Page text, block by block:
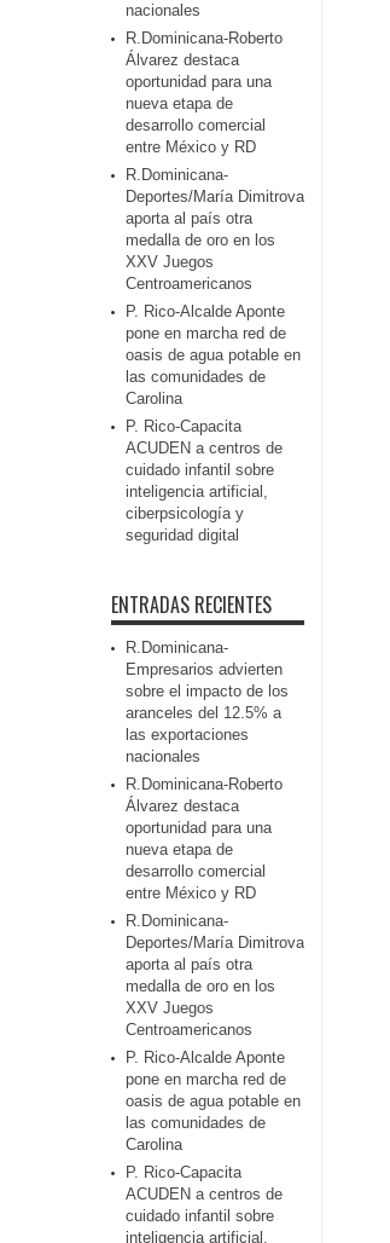
nacionales
R.Dominicana-Roberto
Álvarez destaca
oportunidad para una
nueva etapa de
desarrollo comercial
entre México y RD
R.Dominicana-
Deportes/María Dimitrova
aporta al país otra
medalla de oro en los
XXV Juegos
Centroamericanos
P. Rico-Alcalde Aponte
pone en marcha red de
oasis de agua potable en
las comunidades de
Carolina
P. Rico-Capacita
ACUDEN a centros de
cuidado infantil sobre
inteligencia artificial,
ciberpsicología y
seguridad digital
ENTRADAS RECIENTES
R.Dominicana-
Empresarios advierten
sobre el impacto de los
aranceles del 12.5% a
las exportaciones
nacionales
R.Dominicana-Roberto
Álvarez destaca
oportunidad para una
nueva etapa de
desarrollo comercial
entre México y RD
R.Dominicana-
Deportes/María Dimitrova
aporta al país otra
medalla de oro en los
XXV Juegos
Centroamericanos
P. Rico-Alcalde Aponte
pone en marcha red de
oasis de agua potable en
las comunidades de
Carolina
P. Rico-Capacita
ACUDEN a centros de
cuidado infantil sobre
inteligencia artificial,